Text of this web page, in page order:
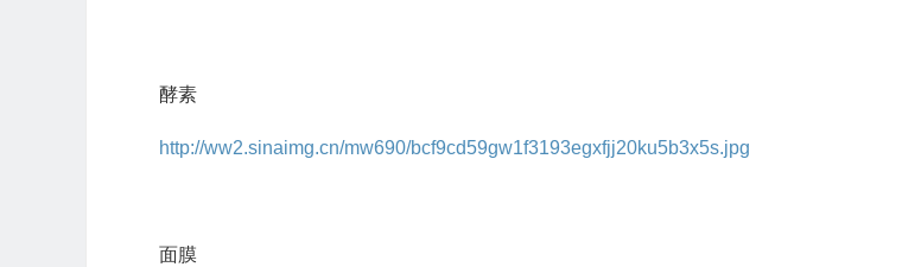
酵素
http://ww2.sinaimg.cn/mw690/bcf9cd59gw1f3193egxfjj20ku5b3x5s.jpg
面膜